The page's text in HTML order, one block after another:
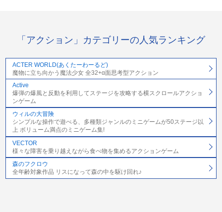
「アクション」カテゴリーの人気ランキング
ACTER WORLD(あくたーわーるど)
魔物に立ち向かう魔法少女 全32+α面思考型アクション
Active
爆弾の爆風と反動を利用してステージを攻略する横スクロールアクショ
ンゲーム
ウィルの大冒険
シンプルな操作で遊べる、多種類ジャンルのミニゲームが50ステージ以
上 ボリューム満点のミニゲーム集!
VECTOR
様々な障害を乗り越えながら食べ物を集めるアクションゲーム
森のフクロウ
全年齢対象作品 リスになって森の中を駆け回れ♪